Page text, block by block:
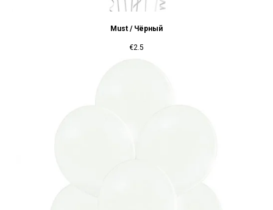
Must / Чёрный
€2.5